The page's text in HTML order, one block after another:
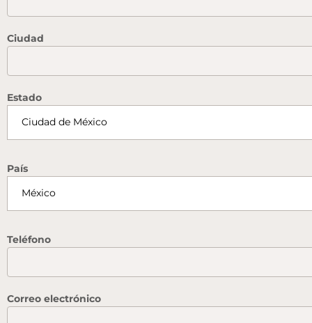
Ciudad
Estado
País
Teléfono
Correo electrónico